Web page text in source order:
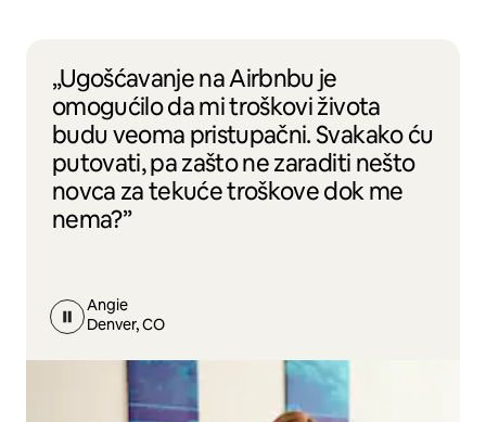
„Ugošćavanje na Airbnbu je
omogućilo da mi troškovi života
budu veoma pristupačni. Svakako ću
putovati, pa zašto ne zaraditi nešto
novca za tekuće troškove dok me
nema?”
Angie
Denver, CO